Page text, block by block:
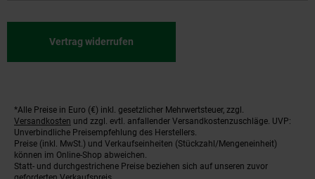
Vertrag widerrufen
Fußnoten
*Alle Preise in Euro (€) inkl. gesetzlicher Mehrwertsteuer, zzgl.
Versandkosten und zzgl. evtl. anfallender Versandkostenzuschläge. UVP:
Unverbindliche Preisempfehlung des Herstellers.
Preise (inkl. MwSt.) und Verkaufseinheiten (Stückzahl/Mengeneinheit)
können im Online-Shop abweichen.
Statt- und durchgestrichene Preise beziehen sich auf unseren zuvor